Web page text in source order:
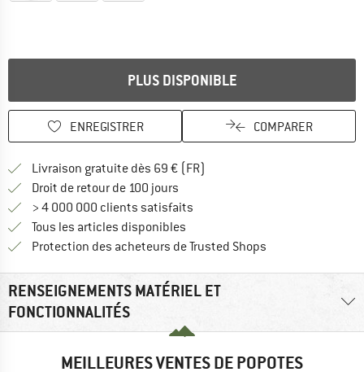
PLUS DISPONIBLE
ENREGISTRER COMPARER
Livraison gratuite dès 69 € (FR)
Droit de retour de 100 jours
> 4 000 000 clients satisfaits
Tous les articles disponibles
Protection des acheteurs de Trusted Shops
RENSEIGNEMENTS MATÉRIEL ET
FONCTIONNALITÉS
MEILLEURES VENTES DE POPOTES